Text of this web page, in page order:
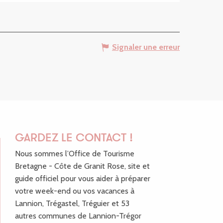
Signaler une erreur
GARDEZ LE CONTACT !
Nous sommes l’Office de Tourisme
Bretagne - Côte de Granit Rose, site et
guide officiel pour vous aider à préparer
votre week-end ou vos vacances à
Lannion, Trégastel, Tréguier et 53
autres communes de Lannion-Trégor